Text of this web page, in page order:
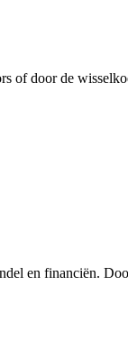
door de
en financiën.